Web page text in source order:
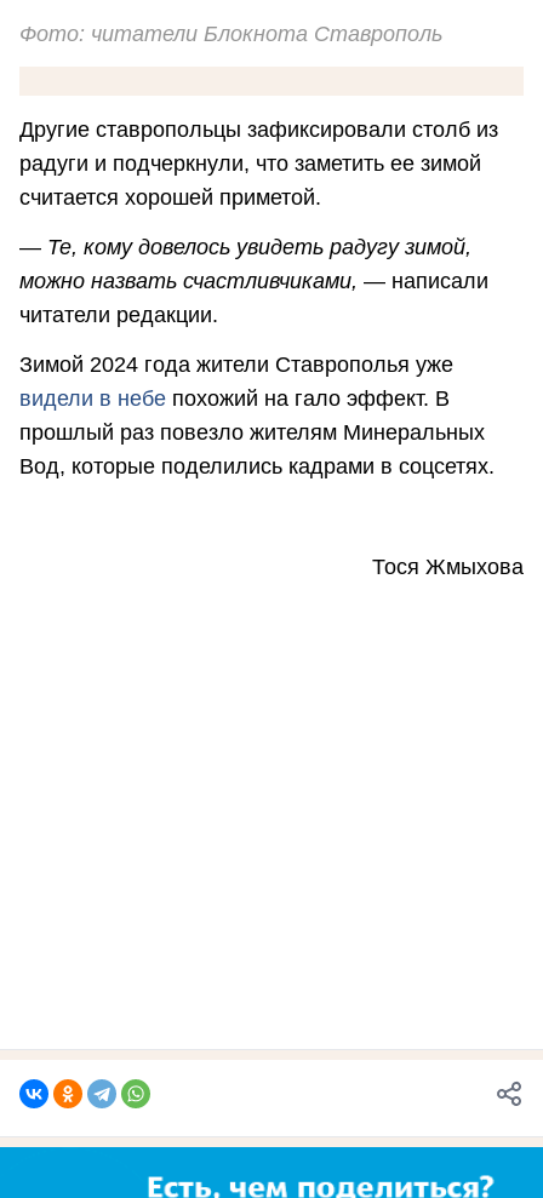
Фото: читатели Блокнота Ставрополь
Другие ставропольцы зафиксировали столб из
радуги и подчеркнули, что заметить ее зимой
считается хорошей приметой.
— Те, кому довелось увидеть радугу зимой,
можно назвать счастливчиками, — написали
читатели редакции.
Зимой 2024 года жители Ставрополья уже
видели в небе похожий на гало эффект. В
прошлый раз повезло жителям Минеральных
Вод, которые поделились кадрами в соцсетях.
Тося Жмыхова